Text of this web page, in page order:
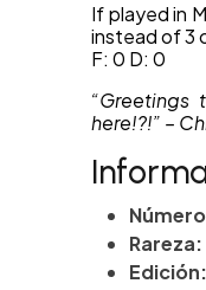
If played in
instead of 3
F: 0 D: 0
here!?!” –
Rareza:
Edición: